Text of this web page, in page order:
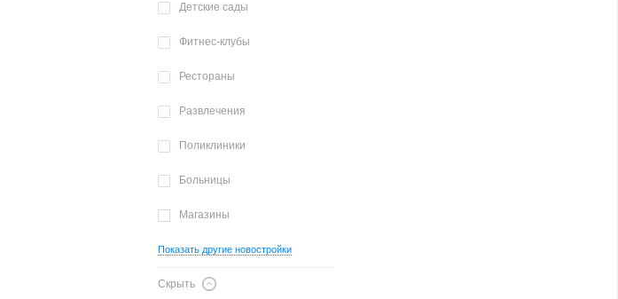
Детские сады
Фитнес-клубы
Рестораны
Развлечения
Поликлиники
Больницы
Магазины
Показать другие новостройки
Скрыть